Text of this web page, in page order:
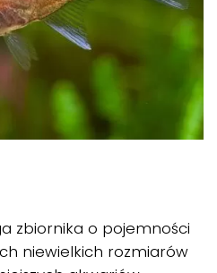
zbiornika o pojemności
niewielkich rozmiarów